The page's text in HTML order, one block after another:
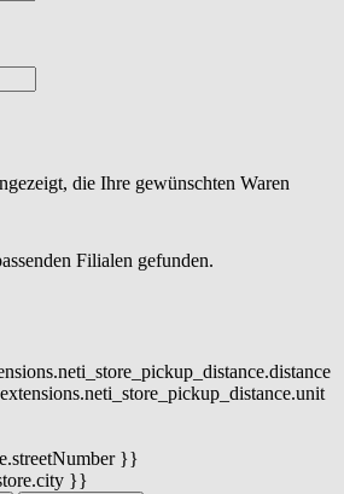
die Ihre gewünschten Waren
Filialen gefunden.
}}
}}